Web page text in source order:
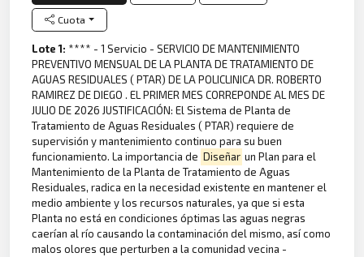
Cuota
Lote 1: **** - 1 Servicio - SERVICIO DE MANTENIMIENTO
PREVENTIVO MENSUAL DE LA PLANTA DE TRATAMIENTO DE
AGUAS RESIDUALES ( PTAR) DE LA POLICLINICA DR. ROBERTO
RAMIREZ DE DIEGO . EL PRIMER MES CORREPONDE AL MES DE
JULIO DE 2026 JUSTIFICACIÓN: El Sistema de Planta de
Tratamiento de Aguas Residuales ( PTAR) requiere de
supervisión y mantenimiento continuo para su buen
funcionamiento. La importancia de Diseñar un Plan para el
Mantenimiento de la Planta de Tratamiento de Aguas
Residuales, radica en la necesidad existente en mantener el
medio ambiente y los recursos naturales, ya que si esta
Planta no está en condiciones óptimas las aguas negras
caerían al río causando la contaminación del mismo, así como
malos olores que perturben a la comunidad vecina -